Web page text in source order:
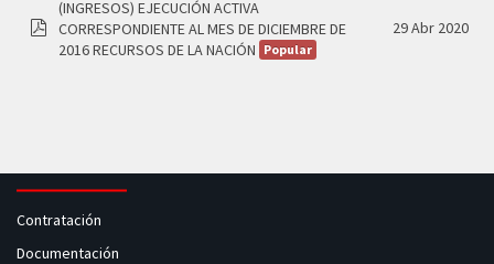
(INGRESOS) EJECUCIÓN ACTIVA
CORRESPONDIENTE AL MES DE DICIEMBRE DE
2016 RECURSOS DE LA NACIÓN Popular
29 Abr 2020
Contratación
Documentación